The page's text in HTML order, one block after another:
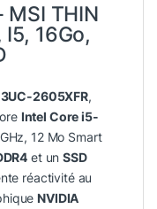
MSI THIN
16Go,
2605XFR,
Intel Core i5-
12 Mo Smart
et unSSD
réactivité au
NVIDIA